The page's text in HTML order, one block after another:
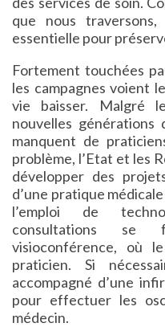
que nous
essentielle pour
Fortement touchées
les campagnes voient
vie baisser. Malgré
nouvelles générations
manquent de
problème, l’Etat et les
développer des
d’une pratique
l’emploi de
consultations se
visioconférence, où
praticien. Si
accompagné d’une
pour effectuer les
médecin.